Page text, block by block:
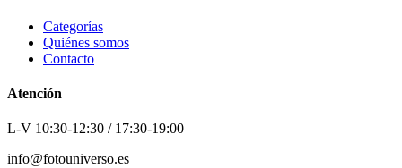
Categorías
Quiénes somos
Contacto
Atención
L-V 10:30-12:30 / 17:30-19:00
info@fotouniverso.es